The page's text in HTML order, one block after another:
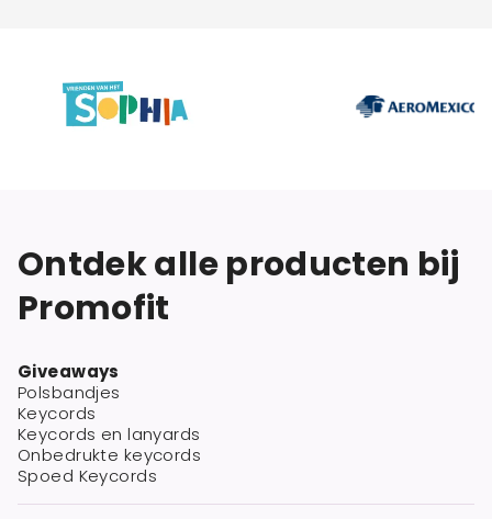
Ontdek alle producten bij
Promofit
Giveaways
Polsbandjes
Keycords
Keycords en lanyards
Onbedrukte keycords
Spoed Keycords